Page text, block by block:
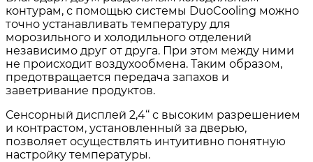
контурам, с помощью системы DuoCooling можно
точно устанавливать температуру для
морозильного и холодильного отделений
независимо друг от друга. При этом между ними
не происходит воздухообмена. Таким образом,
предотвращается передача запахов и
заветривание продуктов.
Сенсорный дисплей 2,4‘‘ с высоким разрешением
и контрастом, установленный за дверью,
позволяет осуществлять интуитивно понятную
настройку температуры.